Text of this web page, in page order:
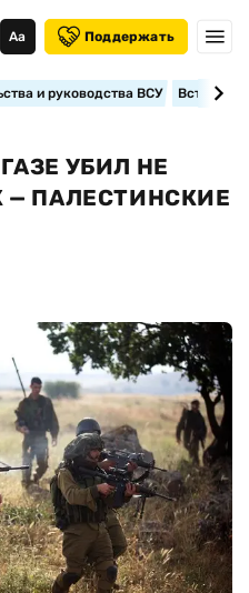
Аа Поддержать
и руководства ВСУ
УБИЛ НЕ
— ПАЛЕСТИНСКИЕ